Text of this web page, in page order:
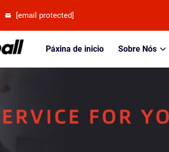
[email protected]
Páxina de inicio Sobre Nós